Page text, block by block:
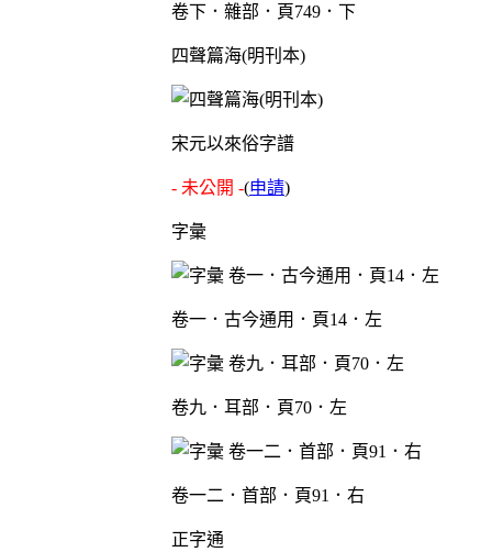
卷下．雜部．頁749．下
四聲篇海(明刊本)
宋元以來俗字譜
- 未公開 -(申請)
字彙
卷一．古今通用．頁14．左
卷九．耳部．頁70．左
卷一二．首部．頁91．右
正字通